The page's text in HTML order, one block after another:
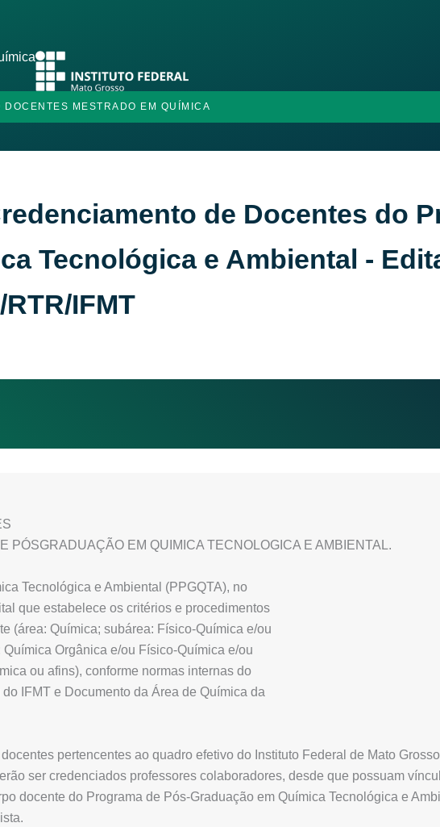
MESTRADO EM QUÍMICA
de Docentes do
Tecnológica e Ambiental -
IFMT
PÓSGRADUAÇÃO EM QUIMICA TECNOLOGICA E AMBIENTAL.
Tecnológica e Ambiental (PPGQTA), no
que estabelece os critérios e procedimentos
(área: Química; subárea: Físico-Química e/ou
Orgânica e/ou Físico-Química e/ou
ou afins), conforme normas internas do
IFMT e Documento da Área de Química da
pertencentes ao quadro efetivo do Instituto Federal de Mato
ser credenciados professores colaboradores, desde que possuam
docente do Programa de Pós-Graduação em Química Tecnológica e